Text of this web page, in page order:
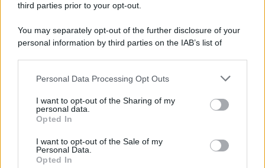
third parties prior to your opt-out.
You may separately opt-out of the further disclosure of your
personal information by third parties on the IAB’s list of
This information may also be disclosed by us to third parties
disclose it to other third parties.
Please note that this website/app uses one or more Google
services and may gather and store information including but
not limited to your visit or usage behaviour. You may click to
grant or deny consent to Google and its third-party tags to
Personal Data Processing Opt Outs
I want to opt-out of the Sharing of my
personal data.
Opted In
I want to opt-out of the Sale of my
Personal Data.
Opted In
Il piccolo gioiello del Garda che
conquista con un lago davvero
speciale
Il cammino italiano che tutti possono
fare in un giorno conquista sempre più
viaggiatori
Il 12 agosto il cielo cambierà volto:
l’eclissi che mancava dal 1999 sarà